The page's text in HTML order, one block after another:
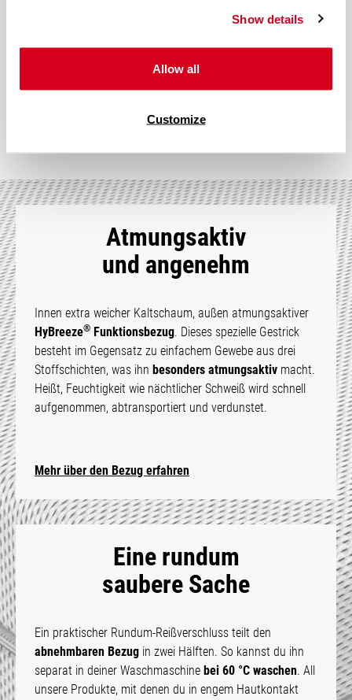
Show details
Allow all
Customize
du auf ganzer Linie weich und gut abgestützt.
Atmungsaktiv
und angenehm
Innen extra weicher Kaltschaum, außen atmungsaktiver
HyBreeze® Funktionsbezug. Dieses spezielle Gestrick
besteht im Gegensatz zu einfachem Gewebe aus drei
Stoffschichten, was ihn besonders atmungsaktiv macht.
Heißt, Feuchtigkeit wie nächtlicher Schweiß wird schnell
aufgenommen, abtransportiert und verdunstet.
Mehr über den Bezug erfahren
Eine rundum
saubere Sache
Ein praktischer Rundum-Reißverschluss teilt den
abnehmbaren Bezug in zwei Hälften. So kannst du ihn
separat in deiner Waschmaschine bei 60 °C waschen. All
unsere Produkte, mit denen du in engem Hautkontakt